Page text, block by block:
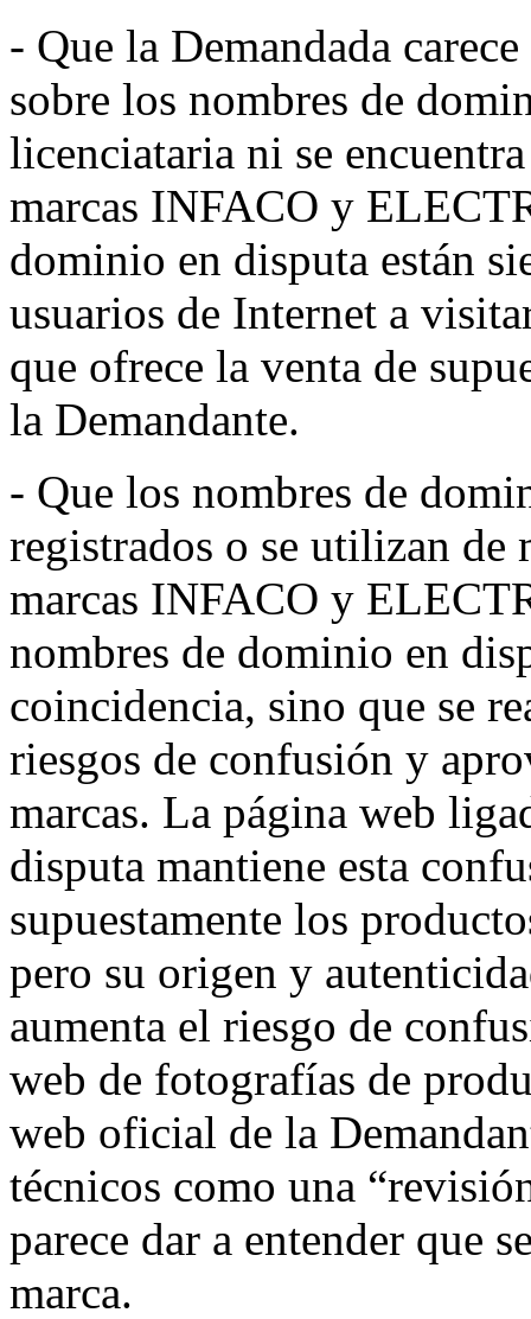
- Que la Demandada
sobre los nombres de
licenciataria ni se
marcas INFACO y
dominio en disputa están
usuarios de Internet a
que ofrece la venta de
la Demandante.
- Que los nombres de
registrados o se utilizan de
marcas INFACO y
nombres de dominio en
coincidencia, sino que se
riesgos de confusión y
marcas. La página web
disputa mantiene esta
supuestamente los
pero su origen y
aumenta el riesgo de
web de fotografías de
web oficial de la
técnicos como una
parece dar a entender que
marca.